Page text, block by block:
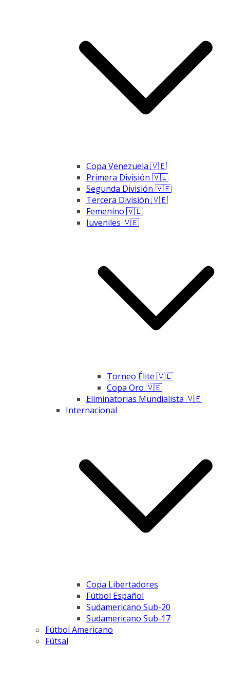
Copa Venezuela 🇻🇪
Primera División 🇻🇪
Segunda División 🇻🇪
Tercera División 🇻🇪
Femenino 🇻🇪
Juveniles 🇻🇪
Torneo Élite 🇻🇪
Copa Oro 🇻🇪
Eliminatorias Mundialista 🇻🇪
Internacional
Copa Libertadores
Fútbol Español
Sudamericano Sub-20
Sudamericano Sub-17
Fútbol Americano
Fútsal